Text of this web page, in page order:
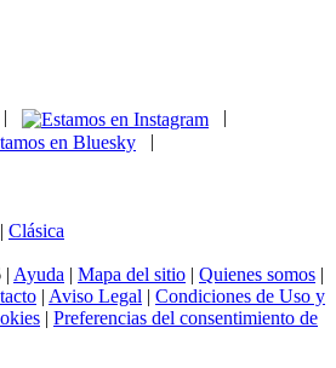
|
Clásica
| Ayuda | Mapa del sitio | Quienes somos |
| Aviso Legal | Condiciones de Uso y
| Preferencias del consentimiento de